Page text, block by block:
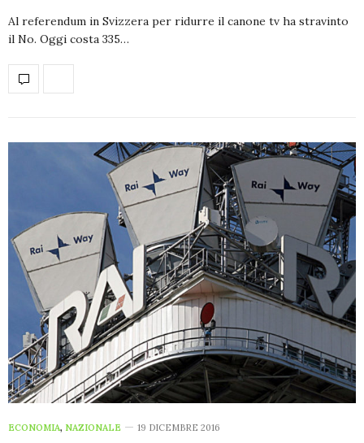
Al referendum in Svizzera per ridurre il canone tv ha stravinto
il No. Oggi costa 335…
ECONOMIA, NAZIONALE 19 DICEMBRE 2016